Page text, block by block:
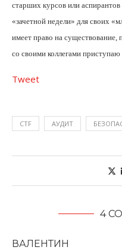
старших курсов или
«зачетной недели» для своих
имеет право на существование,
со своими коллегами
Tweet
CTF АУДИТ
4
ВАЛЕНТИН